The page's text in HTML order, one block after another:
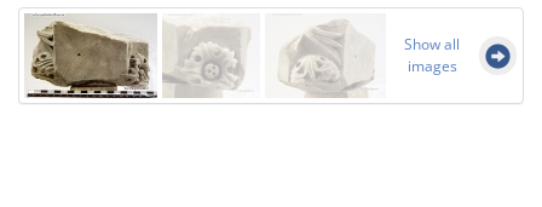
Show all
images